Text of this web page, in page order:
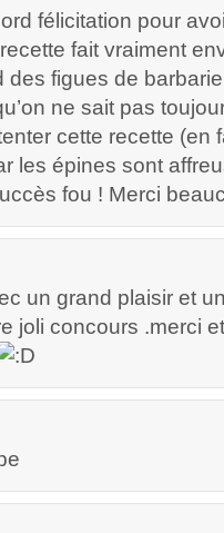
félicitation pour
fait vraiment
des figues de
ne sait pas
cette recette (en
les épines sont
fou ! Merci
un grand plaisir et
joli concours .merci